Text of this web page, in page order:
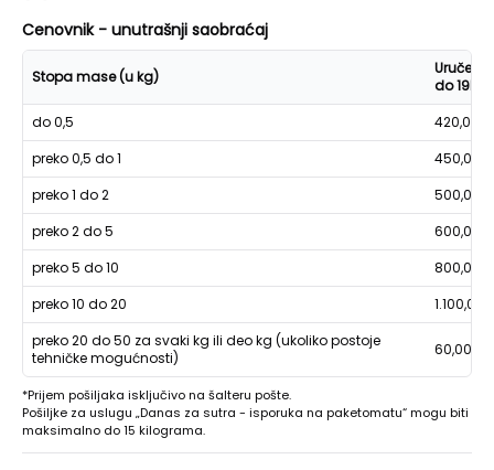
Cenovnik - unutrašnji saobraćaj
Stopa mase (u kg)
Uručenje
do 19h
do 0,5
420,00
preko 0,5 do 1
450,00
preko 1 do 2
500,00
preko 2 do 5
600,00
preko 5 do 10
800,00
preko 10 do 20
1.100,00
preko 20 do 50 za svaki kg ili deo kg (ukoliko postoje
tehničke mogućnosti)
60,00
*Prijem pošiljaka isključivo na šalteru pošte.
Pošiljke za uslugu „Danas za sutra - isporuka na paketomatu“ mogu biti
maksimalno do 15 kilograma.